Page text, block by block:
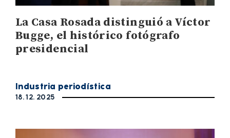
La Casa Rosada distinguió a Víctor
Bugge, el histórico fotógrafo
presidencial
Industria periodística
18. 12. 2025